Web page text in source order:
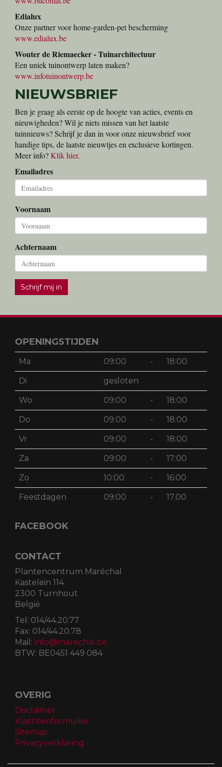
Edialux
Onze partner voor home-garden-pet bescherming
www.edialux.be
Wouter de Riemaecker - Tuinarchitectuur
Een uniek tuinontwerp laten maken?
www.infotuinontwerp.be
NIEUWSBRIEF
Ben je graag als eerste op de hoogte van acties, events en
nieuwigheden? Wil je niets missen van het laatste
tuinnieuws? Schrijf je dan in voor onze nieuwsbrief voor
handige tips, de laatste nieuwtjes en exclusieve kortingen.
Meer info?Klik hier.
Emailadres
Voornaam
Achternaam
Schrijf mij in
OPENINGSTIJDEN
Ma 09:00 - 18:00
Di gesloten
Wo 09:00 - 18:00
Do 09:00 - 18:00
Vr 09:00 - 18:00
Za 09:00 - 17:00
Zo 10:00 - 16:00
Feestdagen 09:00 - 17.00
FACEBOOK
CONTACT
Plantencentrum Maréchal
Kastelein 114
2300 Turnhout
België
Tel: 014/44.20.77
Fax: 014/44.20.78
Mail: info@marechal.be
BTW: BE0451 449 084
OVERIG
Disclaimer
Klachtenformulier
Sitemap
Privacyverklaring